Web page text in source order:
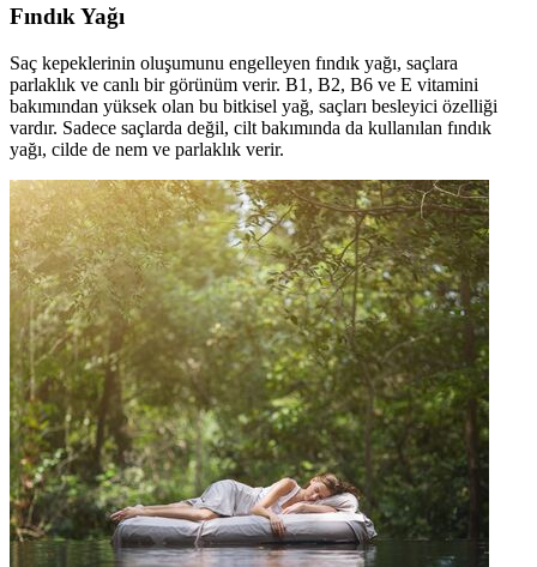
Fındık Yağı
Saç kepeklerinin oluşumunu engelleyen fındık yağı, saçlara
parlaklık ve canlı bir görünüm verir. B1, B2, B6 ve E vitamini
bakımından yüksek olan bu bitkisel yağ, saçları besleyici özelliği
vardır. Sadece saçlarda değil, cilt bakımında da kullanılan fındık
yağı, cilde de nem ve parlaklık verir.